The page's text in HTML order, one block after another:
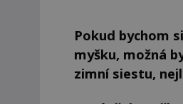
Pokud bychom
myšku, možná
zimní siestu,